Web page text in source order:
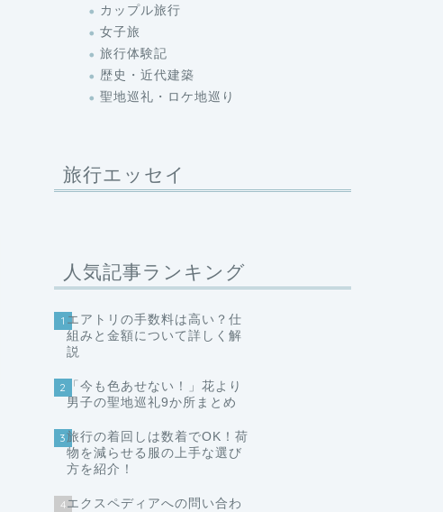
カップル旅行
女子旅
旅行体験記
歴史・近代建築
聖地巡礼・ロケ地巡り
旅行エッセイ
人気記事ランキング
1 エアトリの手数料は高い？仕
組みと金額について詳しく解
説
2 「今も色あせない！」花より
男子の聖地巡礼9か所まとめ
3旅行の着回しは数着でOK！荷
物を減らせる服の上手な選び
方を紹介！
4エクスペディアへの問い合わ